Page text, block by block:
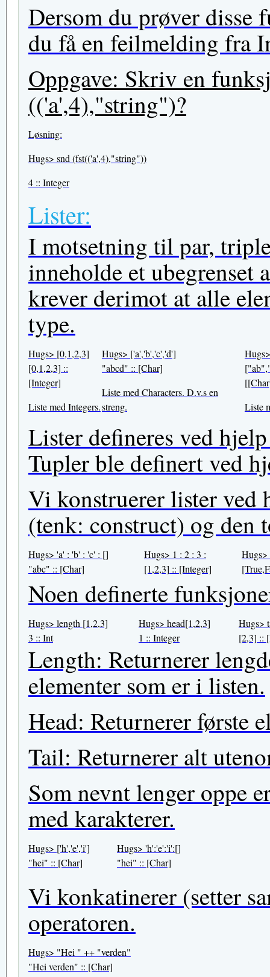
Dersom du prøver disse
du få en feilmelding fra
Oppgave: Skriv en
(('a',4),"string")?
Løsning:
Hugs> snd (fst(('a',4),"string"))
4 :: Integer
Lister:
I motsetning til par,
inneholde et ubegrenset
krever derimot at alle
type.
Hugs> [0,1,2,3]
[0,1,2,3] ::
[Integer]
Liste med Integers.
Hugs> ['a','b','c','d']
"abcd" :: [Char]
Liste med Characters. D.v.s en
streng.
Liste
Lister defineres ved
Tupler ble definert ved
Vi konstruerer lister ved
(tenk: construct) og den
Hugs> 'a' : 'b' : 'c' : []
"abc" :: [Char]
Hugs> 1 : 2 : 3 :
[1,2,3] :: [Integer]
Hugs>
Noen definerte
Hugs> length [1,2,3]
3 :: Int
Hugs> head[1,2,3]
1 :: Integer
Hugs>
[2,3] ::
Length: Returnerer
elementer som er i listen.
Head: Returnerer første
Tail: Returnerer alt
Som nevnt lenger oppe
med karakterer.
Hugs> ['h','e','i']
"hei" :: [Char]
Hugs> 'h':'e':'i':[]
"hei" :: [Char]
Vi konkatinerer (setter
operatoren.
Hugs> "Hei " ++ "verden"
"Hei verden" :: [Char]